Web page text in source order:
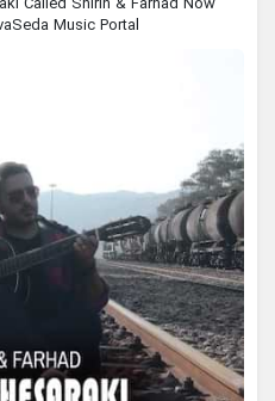
Called Shirin & Farhad Now
Music Portal